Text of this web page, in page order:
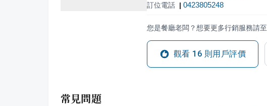
訂位電話 | 0423805248
您是餐廳老闆？想要更多行銷服務請至
觀看 16 則用戶評價
常見問題